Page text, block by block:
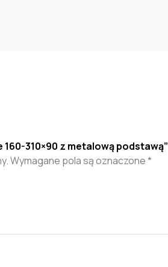
310×90 z metalową podstawą”
Wymagane pola są oznaczone*